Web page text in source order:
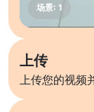
上传
上传您的视频